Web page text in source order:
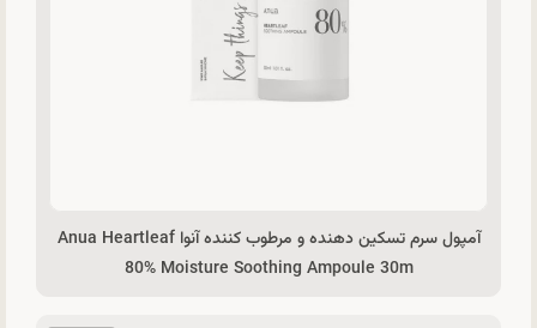
آمپول سرم تسکین دهنده و مرطوب کننده آنوا Anua Heartleaf
80% Moisture Soothing Ampoule 30m